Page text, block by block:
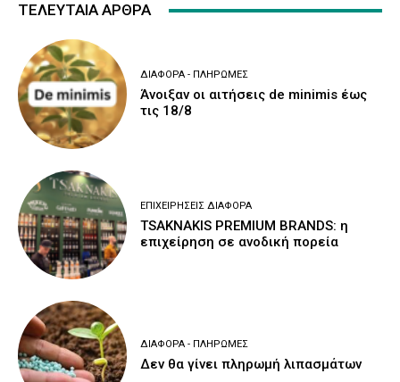
ΤΕΛΕΥΤΑΙΑ ΑΡΘΡΑ
ΔΙΆΦΟΡΑ - ΠΛΗΡΩΜΈΣ
Άνοιξαν οι αιτήσεις de minimis έως
τις 18/8
ΕΠΙΧΕΙΡΉΣΕΙΣ ΔΙΆΦΟΡΑ
TSAKNAKIS PREMIUM BRANDS: η
επιχείρηση σε ανοδική πορεία
ΔΙΆΦΟΡΑ - ΠΛΗΡΩΜΈΣ
Δεν θα γίνει πληρωμή λιπασμάτων